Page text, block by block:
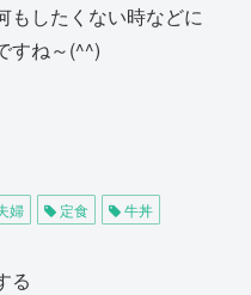
もしたくない時などに
すね～(^^)
婦 定食 牛丼
る